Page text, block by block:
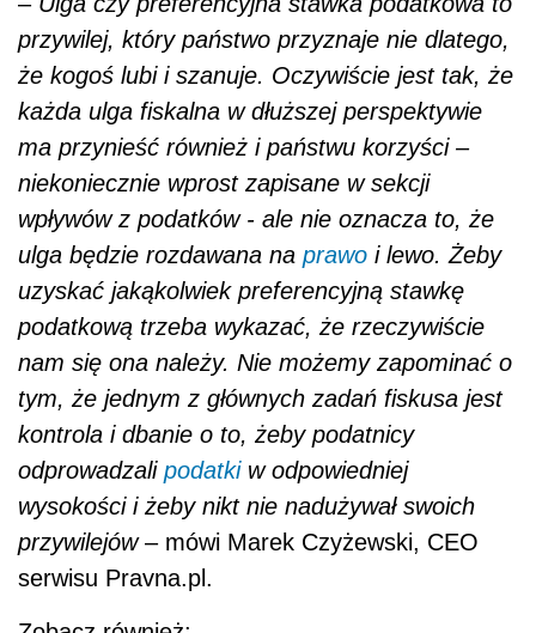
przywilej, który państwo przyznaje nie dlatego,
że kogoś lubi i szanuje. Oczywiście jest tak, że
każda ulga fiskalna w dłuższej perspektywie
ma przynieść również i państwu korzyści –
niekoniecznie wprost zapisane w sekcji
wpływów z podatków - ale nie oznacza to, że
ulga będzie rozdawana na prawo i lewo. Żeby
uzyskać jakąkolwiek preferencyjną stawkę
podatkową trzeba wykazać, że rzeczywiście
nam się ona należy. Nie możemy zapominać o
tym, że jednym z głównych zadań fiskusa jest
kontrola i dbanie o to, żeby podatnicy
odprowadzali podatkiw odpowiedniej
wysokości i żeby nikt nie nadużywał swoich
przywilejów– mówi Marek Czyżewski, CEO
serwisu Pravna.pl.